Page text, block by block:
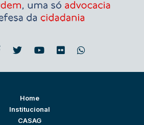
Home
Institucional
CASAG